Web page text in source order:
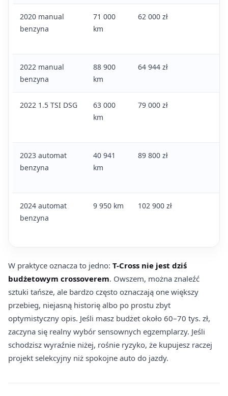
2020 manual
benzyna
71 000
km
62 000 zł
2022 manual
benzyna
88 900
km
64 944 zł
2022 1.5 TSI DSG
63 000
km
79 000 zł
2023 automat
benzyna
40 941
km
89 800 zł
2024 automat
benzyna
9 950 km 102 900 zł
W praktyce oznacza to jedno: T-Cross nie jest dziś
budżetowym crossoverem. Owszem, można znaleźć
sztuki tańsze, ale bardzo często oznaczają one większy
przebieg, niejasną historię albo po prostu zbyt
optymistyczny opis. Jeśli masz budżet około 60–70 tys. zł,
zaczyna się realny wybór sensownych egzemplarzy. Jeśli
schodzisz wyraźnie niżej, rośnie ryzyko, że kupujesz raczej
projekt selekcyjny niż spokojne auto do jazdy.